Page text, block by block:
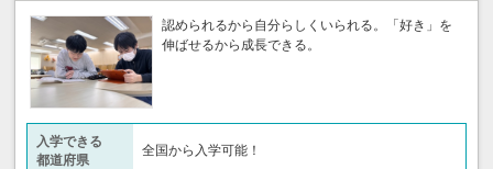
認められるから自分らしくいられる。「好き」を
伸ばせるから成長できる。
入学できる
都道府県
全国から入学可能！